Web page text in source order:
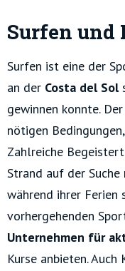
Surfen und
Surfen ist eine der
an der Costa del Sol
gewinnen konnte. Der
nötigen
Zahlreiche
Strand auf der
während ihrer Ferien
vorhergehenden
Unternehmen für
Kurse anbieten.